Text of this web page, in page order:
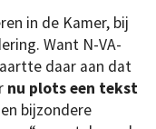
in de Kamer, bij
Want N-VA-
daar aan dat
nu plots een tekst
bijzondere